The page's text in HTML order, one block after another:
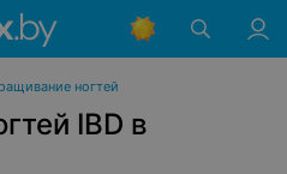
ногтей
IBD в